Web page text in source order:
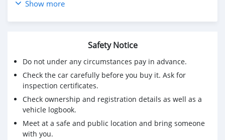
☑️ ไม่มีชนหนัก น้ำท่วม 100%
ดูรถ ถ.กาญจนาภิเษก ตลิ่งชัน กรุงเทพมหานคร
Show more
Safety Notice
Do not under any circumstances pay in advance.
Check the car carefully before you buy it. Ask for
inspection certificates.
Check ownership and registration details as well as a
vehicle logbook.
Meet at a safe and public location and bring someone
with you.